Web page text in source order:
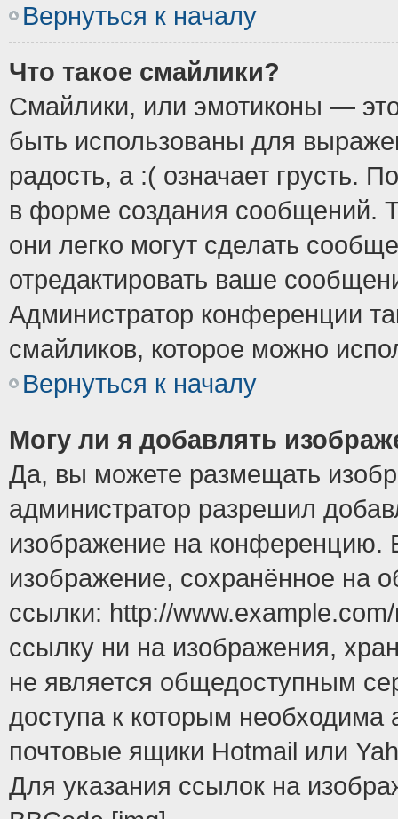
Вернуться к началу
Что такое смайлики?
Смайлики, или эмотиконы —
быть использованы для
радость, а :( означает грусть.
в форме создания сообщений.
они легко могут сделать
отредактировать ваше
Администратор конференции
смайликов, которое можно
Вернуться к началу
Могу ли я добавлять
Да, вы можете размещать
администратор разрешил
изображение на конференцию.
изображение, сохранённое на
ссылки: http://
ссылку ни на изображения,
не является общедоступным
доступа к которым
почтовые ящики Hotmail или
Для указания ссылок на